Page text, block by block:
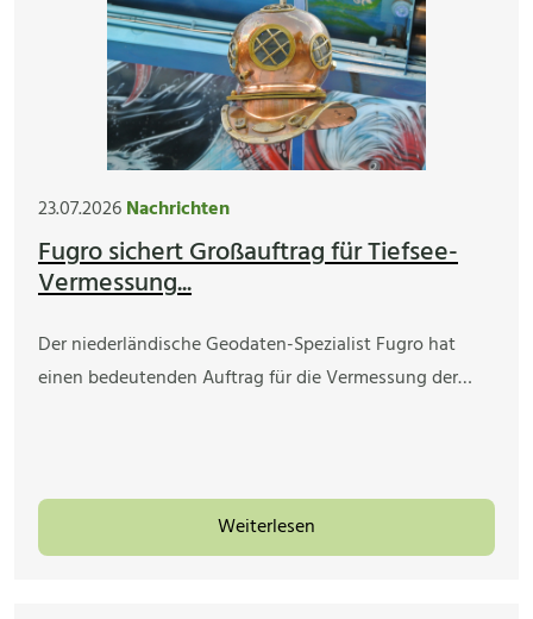
23.07.2026Nachrichten
Fugro sichert Großauftrag für Tiefsee-
Vermessung...
Der niederländische Geodaten-Spezialist Fugro hat
einen bedeutenden Auftrag für die Vermessung der…
Weiterlesen